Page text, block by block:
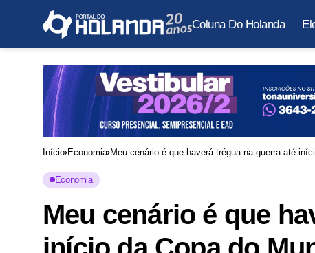
Coluna Do Holanda
Início Economia Meu cenário é que haverá trégua na guerra até
Economia
Meu cenário é que